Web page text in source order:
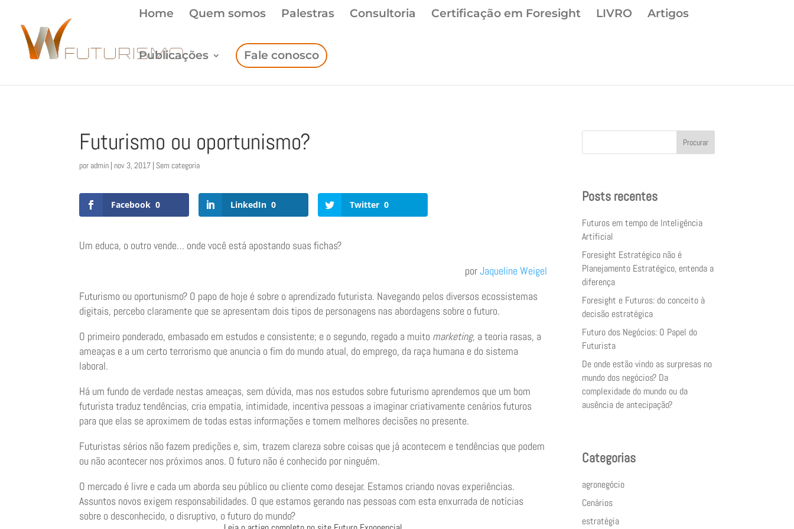
Home Quem somos Palestras Consultoria Certificação em Foresight LIVRO Artigos
Publicações Fale conosco
Futurismo ou oportunismo?
por admin |nov 3, 2017 | Sem categoria
Facebook 0 LinkedIn 0 Twitter 0
Um educa, o outro vende… onde você está apostando suas fichas?
porJaqueline Weigel
Futurismo ou oportunismo? O papo de hoje é sobre o aprendizado futurista. Navegando pelos diversos ecossistemas
digitais, percebo claramente que se apresentam dois tipos de personagens nas abordagens sobre o futuro.
O primeiro ponderado, embasado em estudos e consistente; e o segundo, regado a muito marketing, a teoria rasas, a
ameaças e a um certo terrorismo que anuncia o fim do mundo atual, do emprego, da raça humana e do sistema
laboral.
Há um fundo de verdade nestas ameaças, sem dúvida, mas nos estudos sobre futurismo aprendemos que um bom
futurista traduz tendências, cria empatia, intimidade, incentiva pessoas a imaginar criativamente cenários futuros
para que elas se aproximem de todas estas informações e tomem melhores decisões no presente.
Futuristas sérios não fazem predições e, sim, trazem clareza sobre coisas que já acontecem e tendências que podem
ou não acontecer nos próximos anos. O futuro não é conhecido por ninguém.
O mercado é livre e cada um aborda seu público ou cliente como desejar. Estamos criando novas experiências.
Assuntos novos exigem responsabilidades. O que estamos gerando nas pessoas com esta enxurrada de notícias
sobre o desconhecido, o disruptivo, o futuro do mundo?
Procurar
Posts recentes
Futuros em tempo de Inteligência
Artificial
Foresight Estratégico não é
Planejamento Estratégico, entenda a
diferença
Foresight e Futuros: do conceito à
decisão estratégica
Futuro dos Negócios: O Papel do
Futurista
De onde estão vindo as surpresas no
mundo dos negócios? Da
complexidade do mundo ou da
ausência de antecipação?
Categorias
agronegócio
Cenários
estratégia